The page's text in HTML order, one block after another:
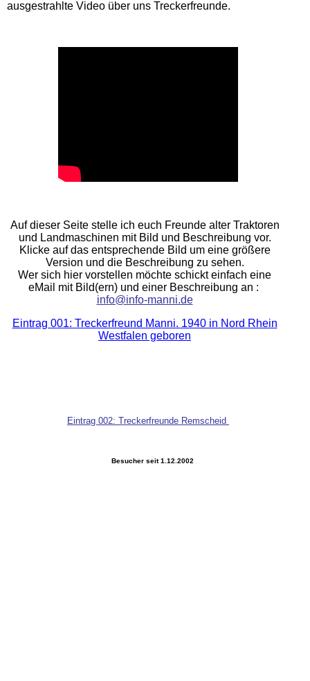
ausgestrahlte Video über uns Treckerfreunde.
Auf dieser Seite stelle ich euch Freunde alter Traktoren
und Landmaschinen mit Bild und Beschreibung vor.
Klicke auf das entsprechende Bild um eine größere
Version und die Beschreibung zu sehen.
Wer sich hier vorstellen möchte schickt einfach eine
eMail mit Bild(ern) und einer Beschreibung an :
info@info-manni.de
Eintrag 001: Treckerfreund Manni. 1940 in Nord Rhein
Westfalen geboren
Eintrag 002: Treckerfreunde Remscheid
Besucher seit 1.12.2002